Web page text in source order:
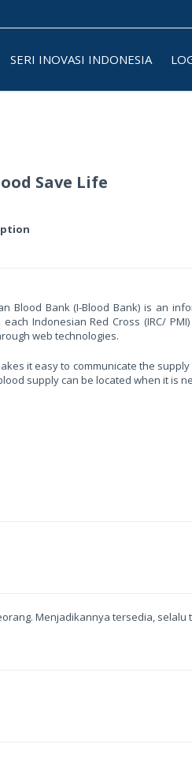
SERI INOVASI INDONESIA
Save Life
Blood Bank (I-Blood Bank) is an
Indonesian Red Cross (IRC/
web technologies.
it easy to communicate the
supply can be located when it is
Menjadikannya tersedia,